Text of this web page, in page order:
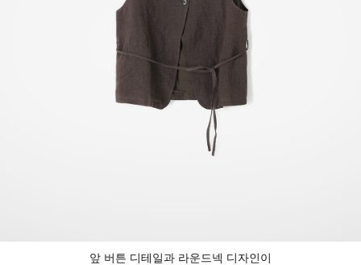
앞 버튼 디테일과 라운드넥 디자인이